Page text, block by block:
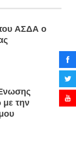
ΑΣΔΑ ο
την